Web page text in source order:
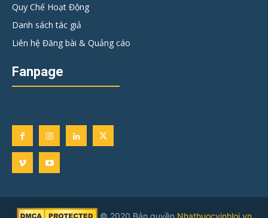
Quy Chế Hoạt Động
Danh sách tác giả
Liên hệ Đăng bài & Quảng cáo
Fanpage
© 2020 Bản quyền Nhathuocvinhloi.vn